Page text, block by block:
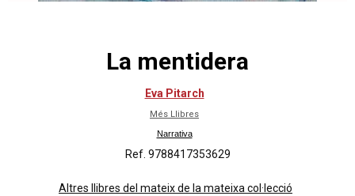
La mentidera
Eva Pitarch
Més Llibres
Narrativa
Ref. 9788417353629
Altres llibres del mateix de la mateixa col·lecció